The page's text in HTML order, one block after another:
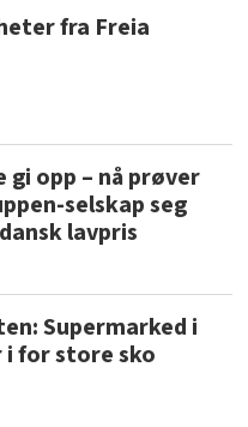
fra Freia
gi opp – nå prøver
selskap seg
lavpris
Supermarked i
for store sko